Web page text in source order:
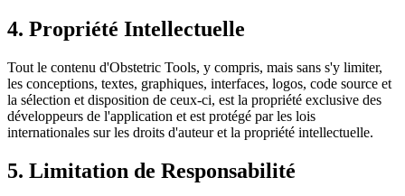
4. Propriété Intellectuelle
Tout le contenu d'Obstetric Tools, y compris, mais sans s'y limiter,
les conceptions, textes, graphiques, interfaces, logos, code source et
la sélection et disposition de ceux-ci, est la propriété exclusive des
développeurs de l'application et est protégé par les lois
internationales sur les droits d'auteur et la propriété intellectuelle.
5. Limitation de Responsabilité